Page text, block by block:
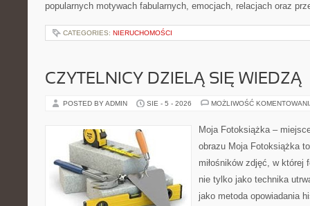
popularnych motywach fabularnych, emocjach, relacjach oraz
CATEGORIES: NIERUCHOMOŚCI
CZYTELNICY DZIELĄ SIĘ WIEDZĄ
POSTED BY ADMIN SIE - 5 - 2026 MOŻLIWOŚĆ
Moja Fotoksiążka –
obrazu Moja Fotoksiążka
miłośników zdjęć, w której
nie tylko jako technika
jako metoda opowiadania